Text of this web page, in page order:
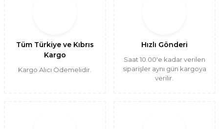
Tüm Türkiye ve Kıbrıs
Kargo
Kargo Alıcı Ödemelidir.
Hızlı Gönderi
Saat 10.00'e kadar verilen
siparişler aynı gün kargoya
verilir.